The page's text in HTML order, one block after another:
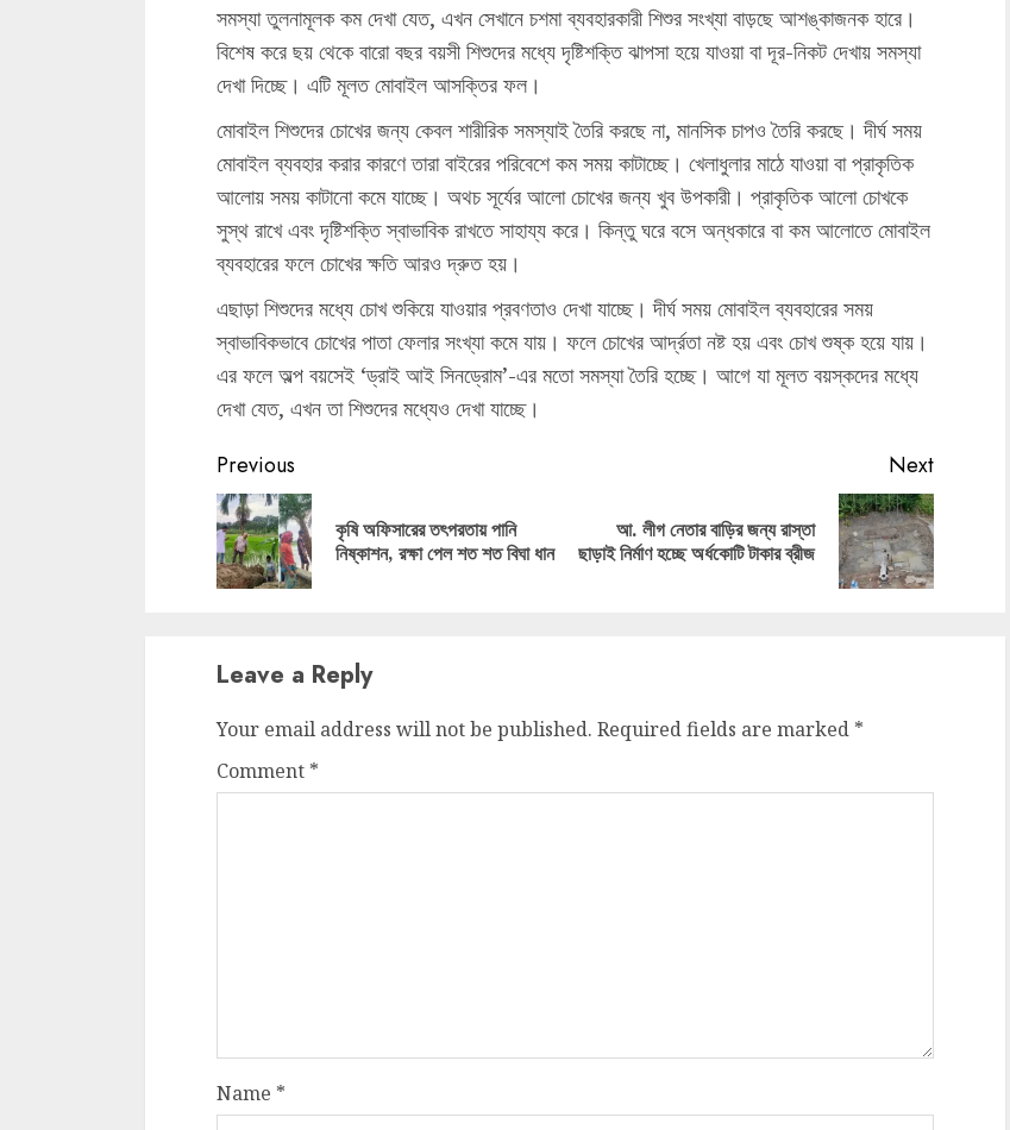
সমস্যা তুলনামূলক কম দেখা যেত, এখন সেখানে চশমা ব্যবহারকারী শিশুর সংখ্যা বাড়ছে আশঙ্কাজনক হারে।
বিশেষ করে ছয় থেকে বারো বছর বয়সী শিশুদের মধ্যে দৃষ্টিশক্তি ঝাপসা হয়ে যাওয়া বা দূর-নিকট দেখায় সমস্যা
দেখা দিচ্ছে। এটি মূলত মোবাইল আসক্তির ফল।
মোবাইল শিশুদের চোখের জন্য কেবল শারীরিক সমস্যাই তৈরি করছে না, মানসিক চাপও তৈরি করছে। দীর্ঘ সময়
মোবাইল ব্যবহার করার কারণে তারা বাইরের পরিবেশে কম সময় কাটাচ্ছে। খেলাধুলার মাঠে যাওয়া বা প্রাকৃতিক
আলোয় সময় কাটানো কমে যাচ্ছে। অথচ সূর্যের আলো চোখের জন্য খুব উপকারী। প্রাকৃতিক আলো চোখকে
সুস্থ রাখে এবং দৃষ্টিশক্তি স্বাভাবিক রাখতে সাহায্য করে। কিন্তু ঘরে বসে অন্ধকারে বা কম আলোতে মোবাইল
ব্যবহারের ফলে চোখের ক্ষতি আরও দ্রুত হয়।
এছাড়া শিশুদের মধ্যে চোখ শুকিয়ে যাওয়ার প্রবণতাও দেখা যাচ্ছে। দীর্ঘ সময় মোবাইল ব্যবহারের সময়
স্বাভাবিকভাবে চোখের পাতা ফেলার সংখ্যা কমে যায়। ফলে চোখের আর্দ্রতা নষ্ট হয় এবং চোখ শুষ্ক হয়ে যায়।
এর ফলে অল্প বয়সেই ‘ড্রাই আই সিনড্রোম’-এর মতো সমস্যা তৈরি হচ্ছে। আগে যা মূলত বয়স্কদের মধ্যে
দেখা যেত, এখন তা শিশুদের মধ্যেও দেখা যাচ্ছে।
Continue
Reading
Previous
Previous
post:
কৃষি অফিসারের তৎপরতায় পানি
নিষ্কাশন, রক্ষা পেল শত শত বিঘা ধান
Next
Next
post:
আ. লীগ নেতার বাড়ির জন্য রাস্তা
ছাড়াই নির্মাণ হচ্ছে অর্ধকোটি টাকার ব্রীজ
Leave a Reply
Your email address will not be published. Required fields are marked *
Comment *
Name *